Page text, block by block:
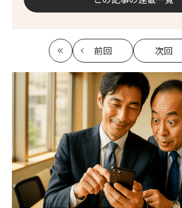
最
初
前回
記
事
へ
次回
記
事
へ